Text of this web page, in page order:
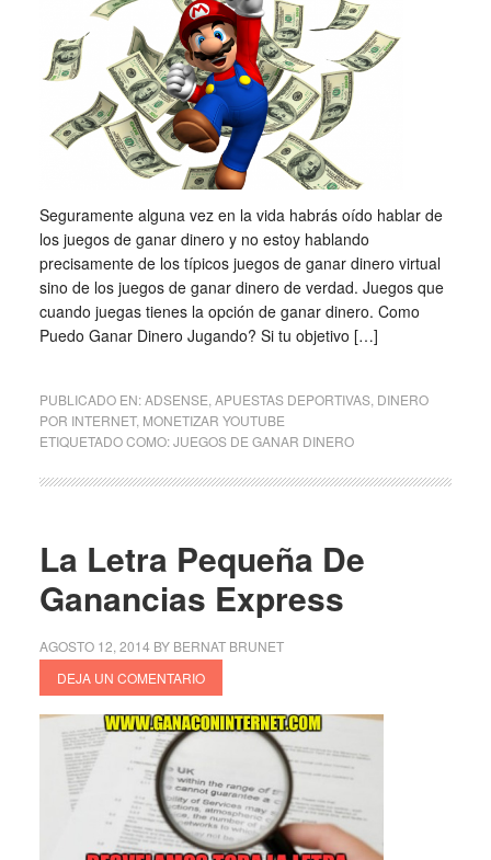
Seguramente alguna vez en la vida habrás oído hablar de
los juegos de ganar dinero y no estoy hablando
precisamente de los típicos juegos de ganar dinero virtual
sino de los juegos de ganar dinero de verdad. Juegos que
cuando juegas tienes la opción de ganar dinero. Como
Puedo Ganar Dinero Jugando? Si tu objetivo […]
PUBLICADO EN:ADSENSE APUESTAS DEPORTIVAS, DINERO
POR INTERNET, MONETIZAR YOUTUBE
ETIQUETADO COMO:JUEGOS DE GANAR DINERO
La Letra Pequeña De
Ganancias Express
AGOSTO 12, 2014 BY BERNAT BRUNET
DEJA UN COMENTARIO